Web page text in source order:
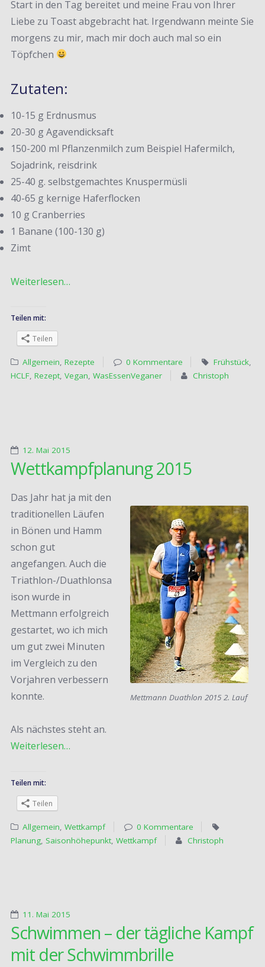
Start in den Tag bereitet und meine Frau von Ihrer
Liebe zu Toast abgebracht hat. Irgendwann meinte Sie
morgens zu mir, mach mir doch auch mal so ein
Töpfchen
Zutaten:
10-15 g Erdnusmus
20-30 g Agavendicksaft
150-200 ml Pflanzenmilch zum Beispiel Hafermilch,
Sojadrink, reisdrink
25-40 g. selbstgemachtes Knuspermüsli
40-65 g kernige Haferflocken
10 g Cranberries
1 Banane (100-130 g)
Zimt
Weiterlesen…
Teilen mit:
Teilen
Allgemein,Rezepte 0 Kommentare Frühstück,
HCLF, Rezept, Vegan, WasEssenVeganer Christoph
12. Mai 2015
Wettkampfplanung 2015
Mettmann Duathlon 2015 2. Lauf
Das Jahr hat ja mit den
traditionellen Läufen
in Bönen und Hamm
schon gut
angefangen. Auch die
Triathlon-/Duathlonsa
ison wurde in
Mettmann erfolgreich
gestartet, wo ich mich
um gut zwei Minuten
im Vergleich zu den
Vorjahren verbessern
konnte.
Als nächstes steht an.
Weiterlesen…
Teilen mit:
Teilen
Allgemein,Wettkampf
0 Kommentare
Planung, Saisonhöhepunkt, Wettkampf Christoph
11. Mai 2015
Schwimmen – der tägliche Kampf
mit der Schwimmbrille